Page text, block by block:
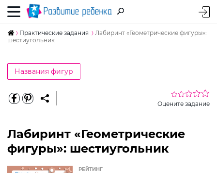
Практические задания
Лабиринт «Геометрические фигуры»:
шестиугольник
Названия фигур
Оцените задание
Лабиринт «Геометрические
фигуры»: шестиугольник
РЕЙТИНГ